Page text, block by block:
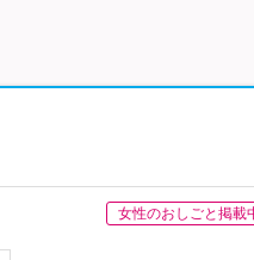
女性のおしごと掲載